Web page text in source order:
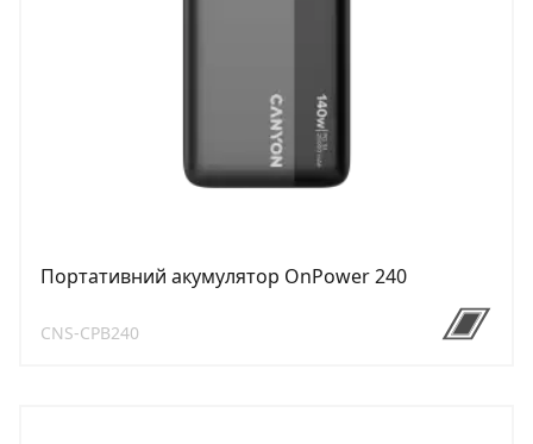
Портативний акумулятор OnPower 240
CNS-CPB240